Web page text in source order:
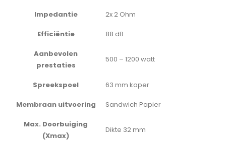
Impedantie 2x 2 Ohm
Efficiëntie 88 dB
Aanbevolen
prestaties
500 – 1200 watt
Spreekspoel 63 mm koper
Membraan uitvoering Sandwich Papier
Max. Doorbuiging
(Xmax)
Dikte 32 mm